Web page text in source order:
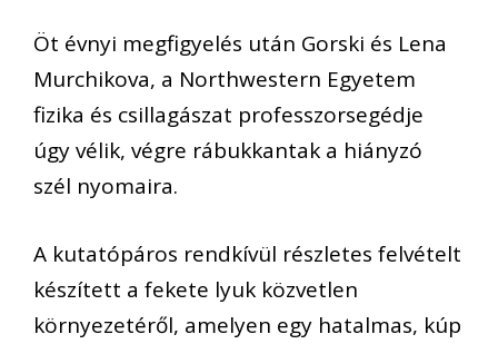
Öt évnyi megfigyelés után Gorski és Lena
Murchikova, a Northwestern Egyetem
fizika és csillagászat professzorsegédje
úgy vélik, végre rábukkantak a hiányzó
szél nyomaira.
A kutatópáros rendkívül részletes felvételt
készített a fekete lyuk közvetlen
környezetéről, amelyen egy hatalmas, kúp